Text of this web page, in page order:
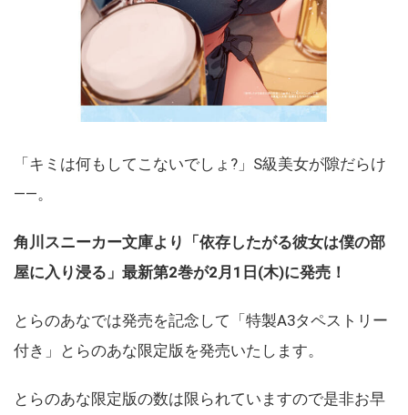
「キミは何もしてこないでしょ?」S級美女が隙だらけ
――。
角川スニーカー文庫より「依存したがる彼女は僕の部
屋に入り浸る」最新第2巻が2月1日(木)に発売！
とらのあなでは発売を記念して「特製A3タペストリー
付き」とらのあな限定版を発売いたします。
とらのあな限定版の数は限られていますので是非お早